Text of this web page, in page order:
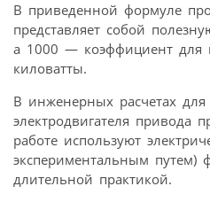
В приведенной формуле
представляет собой
а 1000 — коэффициент для
киловатты.
В инженерных расчетах
электродвигателя привода
работе используют
экспериментальным путем)
длительной практикой.